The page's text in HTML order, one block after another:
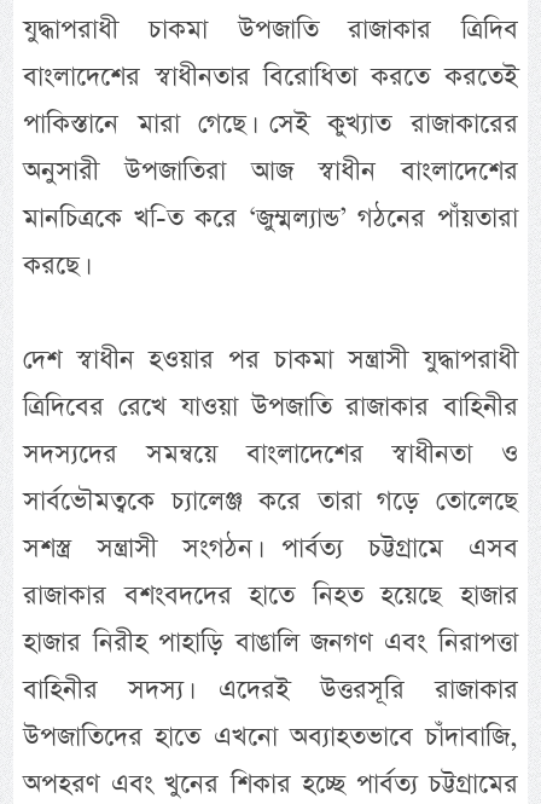
যুদ্ধাপরাধী চাকমা উপজাতি রাজাকার ত্রিদিব
বাংলাদেশের স্বাধীনতার বিরোধিতা করতে করতেই
পাকিস্তানে মারা গেছে। সেই কুখ্যাত রাজাকারের
অনুসারী উপজাতিরা আজ স্বাধীন বাংলাদেশের
মানচিত্রকে খ-িত করে ‘জুম্মল্যান্ড’ গঠনের পাঁয়তারা
করছে।
দেশ স্বাধীন হওয়ার পর চাকমা সন্ত্রাসী যুদ্ধাপরাধী
ত্রিদিবের রেখে যাওয়া উপজাতি রাজাকার বাহিনীর
সদস্যদের সমন্বয়ে বাংলাদেশের স্বাধীনতা ও
সার্বভৌমত্বকে চ্যালেঞ্জ করে তারা গড়ে তোলেছে
সশস্ত্র সন্ত্রাসী সংগঠন। পার্বত্য চট্টগ্রামে এসব
রাজাকার বশংবদদের হাতে নিহত হয়েছে হাজার
হাজার নিরীহ পাহাড়ি বাঙালি জনগণ এবং নিরাপত্তা
বাহিনীর সদস্য। এদেরই উত্তরসূরি রাজাকার
উপজাতিদের হাতে এখনো অব্যাহতভাবে চাঁদাবাজি,
অপহরণ এবং খুনের শিকার হচ্ছে পার্বত্য চট্টগ্রামের